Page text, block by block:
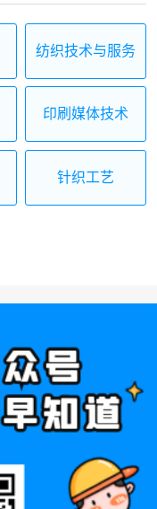
纺织技术与服务
印刷媒体技术
针织工艺